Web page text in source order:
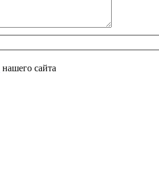
нашего сайта